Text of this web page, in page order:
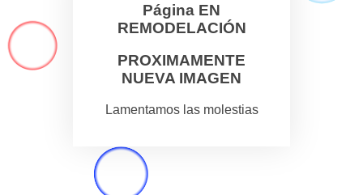
Página EN
REMODELACIÓN
PROXIMAMENTE
NUEVA IMAGEN
Lamentamos las molestias